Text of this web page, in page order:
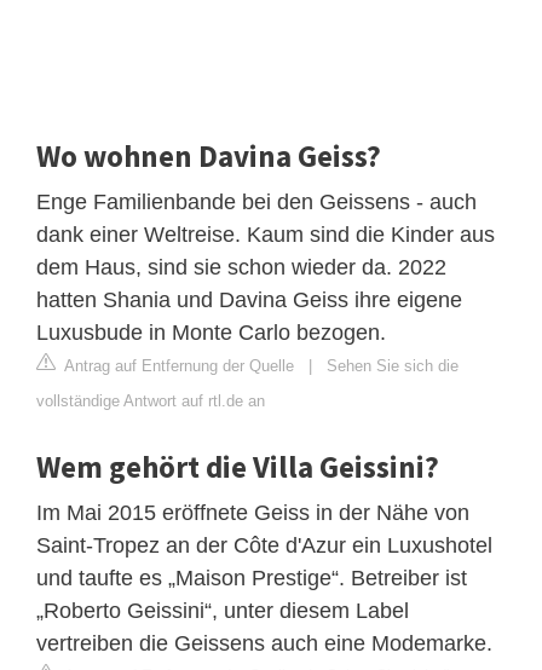
Wo wohnen Davina Geiss?
Enge Familienbande bei den Geissens - auch
dank einer Weltreise. Kaum sind die Kinder aus
dem Haus, sind sie schon wieder da. 2022
hatten Shania und Davina Geiss ihre eigene
Luxusbude in Monte Carlo bezogen.
Antrag auf Entfernung der Quelle | Sehen Sie sich die
vollständige Antwort auf rtl.de an
Wem gehört die Villa Geissini?
Im Mai 2015 eröffnete Geiss in der Nähe von
Saint-Tropez an der Côte d'Azur ein Luxushotel
und taufte es „Maison Prestige“. Betreiber ist
„Roberto Geissini“, unter diesem Label
vertreiben die Geissens auch eine Modemarke.